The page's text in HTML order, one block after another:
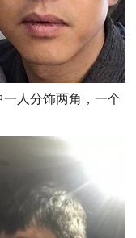
人分饰两角，一个